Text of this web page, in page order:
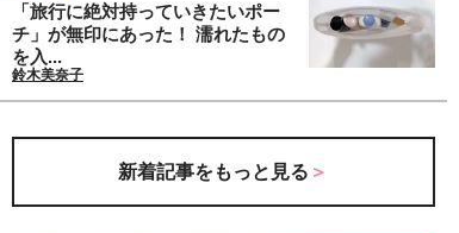
「旅行に絶対持っていきたいポー
チ」が無印にあった！ 濡れたもの
を入...
鈴木美奈子
新着記事をもっと見る